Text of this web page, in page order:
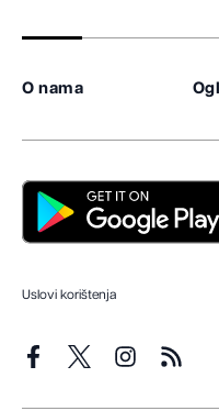
O nama
Uslovi korištenja